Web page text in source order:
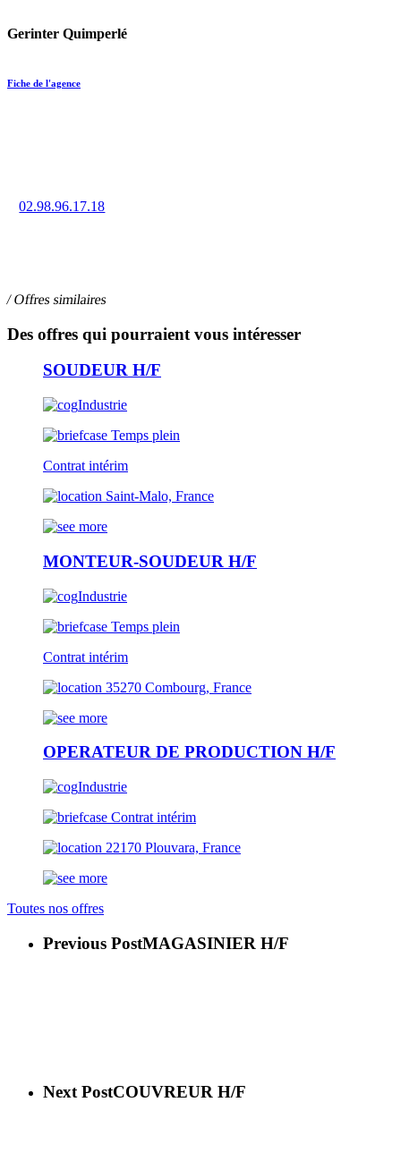
Gerinter Quimperlé
Fiche de l'agence
02.98.96.17.18
/ Offres similaires
Des offres qui pourraient vous intéresser
SOUDEUR H/F
Industrie
Temps plein
Contrat intérim
Saint-Malo, France
MONTEUR-SOUDEUR H/F
Industrie
Temps plein
Contrat intérim
35270 Combourg, France
OPERATEUR DE PRODUCTION H/F
Industrie
Contrat intérim
22170 Plouvara, France
Toutes nos offres
Previous PostMAGASINIER H/F
Next PostCOUVREUR H/F